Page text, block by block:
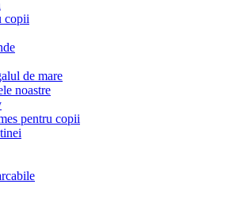
copii
de mare
noastre
pentru copii